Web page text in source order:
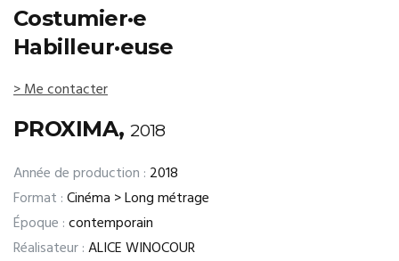
Costumier·e
Habilleur·euse
> Me contacter
PROXIMA,2018
Année de production : 2018
Format :Cinéma > Long métrage
Époque :contemporain
Réalisateur :ALICE WINOCOUR